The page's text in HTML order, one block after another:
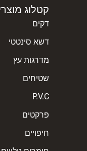
קטלוג
דקים
דשא סינטטי
מדרגות עץ
שטיחים
P.V.C
פרקטים
חיפויים